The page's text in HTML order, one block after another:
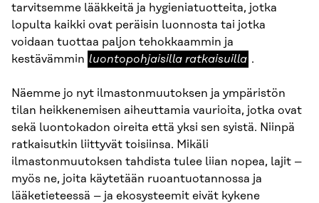
tarvitsemme lääkkeitä ja hygieniatuotteita, jotka
lopulta kaikki ovat peräisin luonnosta tai jotka
voidaan tuottaa paljon tehokkaammin ja
kestävämmin luontopohjaisilla
luontopohjaisilla ratkaisuilla .
Näemme jo nyt ilmastonmuutoksen ja ympäristön
tilan heikkenemisen aiheuttamia vaurioita, jotka ovat
sekä luontokadon oireita että yksi sen syistä. Niinpä
ratkaisutkin liittyvät toisiinsa. Mikäli
ilmastonmuutoksen tahdista tulee liian nopea, lajit –
myös ne, joita käytetään ruoantuotannossa ja
lääketieteessä – ja ekosysteemit eivät kykene